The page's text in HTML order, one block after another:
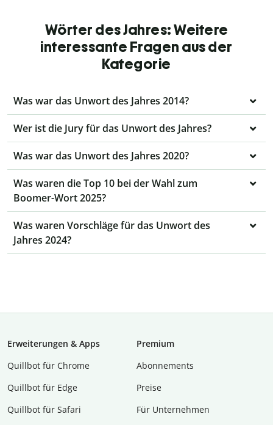
Wörter des Jahres: Weitere
interessante Fragen aus der
Kategorie
Was war das Unwort des Jahres 2014?
Wer ist die Jury für das Unwort des Jahres?
Was war das Unwort des Jahres 2020?
Was waren die Top 10 bei der Wahl zum
Boomer-Wort 2025?
Was waren Vorschläge für das Unwort des
Jahres 2024?
Erweiterungen & Apps
Quillbot für Chrome
Quillbot für Edge
Quillbot für Safari
Premium
Abon­ne­ments
Preise
Für Unternehmen